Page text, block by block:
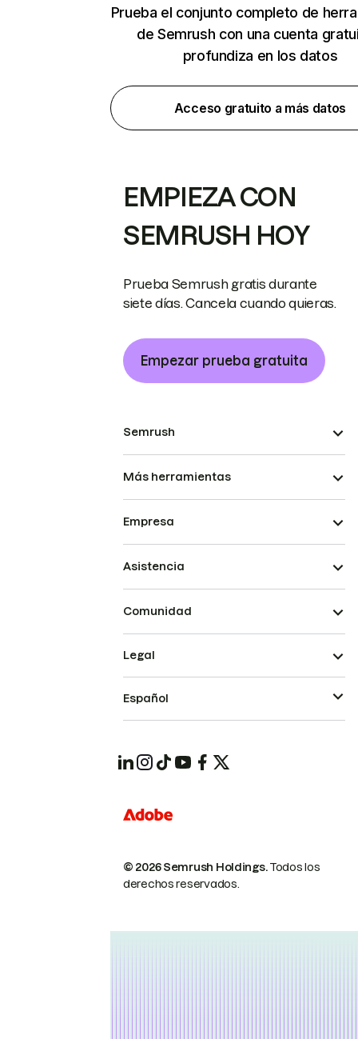
Prueba el conjunto completo de
de Semrush con una cuenta
profundiza en los datos
Acceso gratuito a más datos
EMPIEZA CON
SEMRUSH HOY
Prueba Semrush gratis durante
siete días. Cancela cuando quieras.
Empezar prueba gratuita
Semrush
Más herramientas
Empresa
Asistencia
Comunidad
© 2026 Semrush Holdings.Todos los
derechos reservados.
Legal
Español